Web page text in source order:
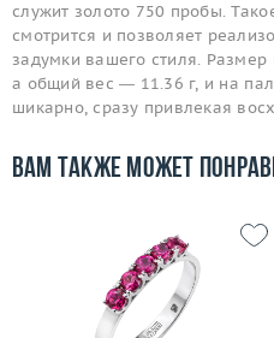
служит золото 750 пробы.
смотрится и позволяет
задумки вашего стиля.
а общий вес — 11.36 г, и на
шикарно, сразу привлекая
Вам также может